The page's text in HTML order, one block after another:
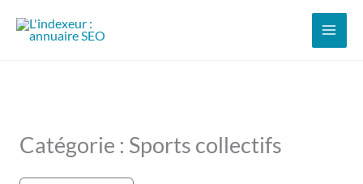
Catégorie : Sports collectifs